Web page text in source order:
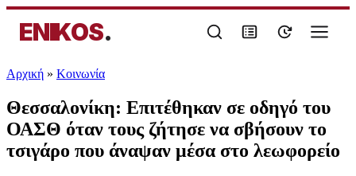
ENIKOS.
Αρχική » Κοινωνία
Θεσσαλονίκη: Επιτέθηκαν σε οδηγό του
ΟΑΣΘ όταν τους ζήτησε να σβήσουν το
τσιγάρο που άναψαν μέσα στο λεωφορείο